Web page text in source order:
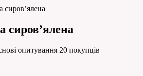
сиров’ялена
опитування 20 покупців